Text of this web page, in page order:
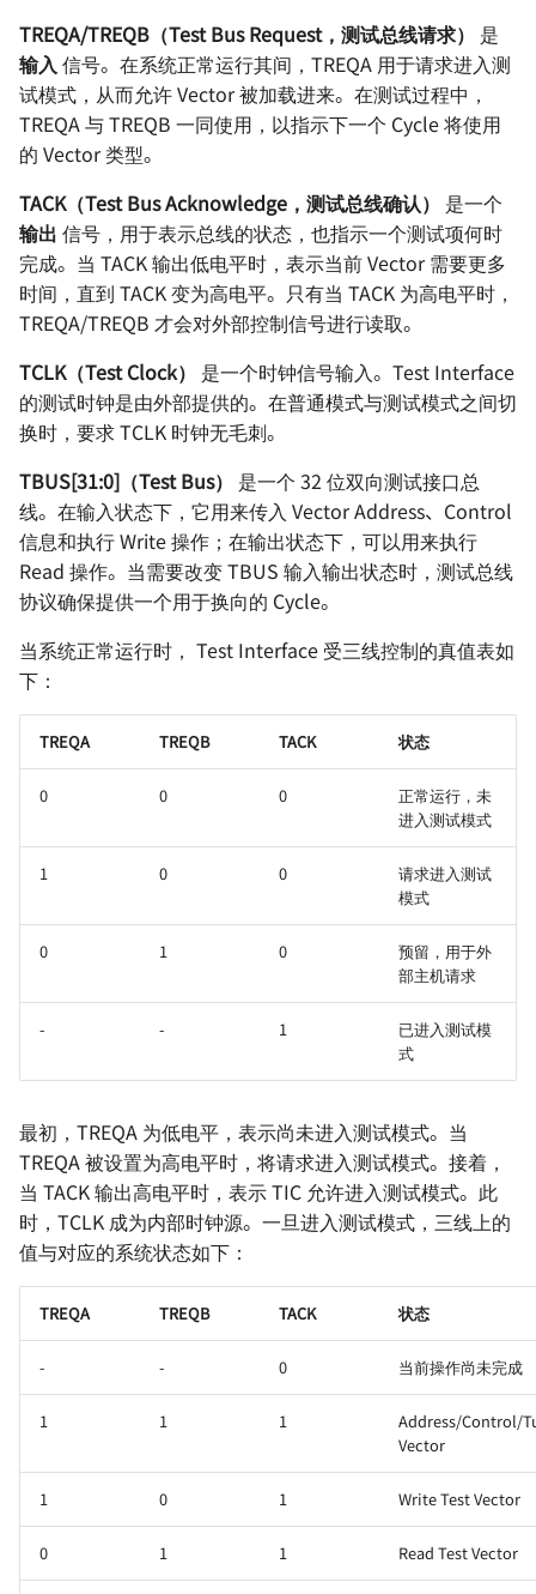
TREQA/TREQB（Test Bus Request，测试总线请求） 是
输入 信号。在系统正常运行其间，TREQA 用于请求进入测
试模式，从而允许 Vector 被加载进来。在测试过程中，
TREQA 与 TREQB 一同使用，以指示下一个 Cycle 将使用
的 Vector 类型。
TACK（Test Bus Acknowledge，测试总线确认） 是一个
输出 信号，用于表示总线的状态，也指示一个测试项何时
完成。当 TACK 输出低电平时，表示当前 Vector 需要更多
时间，直到 TACK 变为高电平。只有当 TACK 为高电平时，
TREQA/TREQB 才会对外部控制信号进行读取。
TCLK（Test Clock） 是一个时钟信号输入。Test Interface
的测试时钟是由外部提供的。在普通模式与测试模式之间切
换时，要求 TCLK 时钟无毛刺。
TBUS[31:0]（Test Bus） 是一个 32 位双向测试接口总
线。在输入状态下，它用来传入 Vector Address、Control
信息和执行 Write 操作；在输出状态下，可以用来执行
Read 操作。当需要改变 TBUS 输入输出状态时，测试总线
协议确保提供一个用于换向的 Cycle。
当系统正常运行时， Test Interface 受三线控制的真值表如
下：
TREQA TREQB TACK 状态
0 0 0
正常运行，未
进入测试模式
1 0 0
请求进入测试
模式
0 1 0
预留，用于外
部主机请求
- - 1
已进入测试模
式
最初，TREQA 为低电平，表示尚未进入测试模式。当
TREQA 被设置为高电平时，将请求进入测试模式。接着，
当 TACK 输出高电平时，表示 TIC 允许进入测试模式。此
时，TCLK 成为内部时钟源。一旦进入测试模式，三线上的
值与对应的系统状态如下：
TREQA TREQB TACK 状态
- - 0 当前操作尚未完成
1 1 1
Address/Control/
Vector
1 0 1 Write Test Vector
0 1 1 Read Test Vector